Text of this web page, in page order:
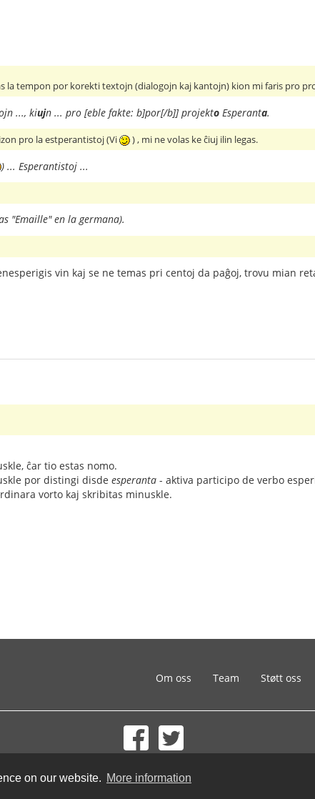
on our website. More information
la tempon por korekti textojn (dialogojn kaj kantojn) kion mi faris pro
..., kiujn ... pro [eble fakte: b]por[/b]] projekto Esperanta.
pro la estperantistoj (Vi ) , mi ne volas ke ĉiuj ilin legas.
) ... Esperantistoj ...
"Emaille" en la germana).
vin kaj se ne temas pri centoj da paĝoj, trovu mian
ĉar tio estas nomo.
por distingi disde esperanta - aktiva participo de verbo
vorto kaj skribitas minuskle.
Om oss Team Støtt oss